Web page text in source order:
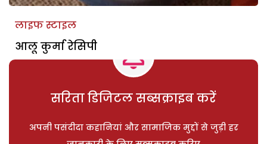
लाइफ स्टाइल
आलू कुर्मा रेसिपी
सरिता डिजिटल सब्सक्राइब करें
अपनी पसंदीदा कहानियां और सामाजिक मुद्दों से जुड़ी हर